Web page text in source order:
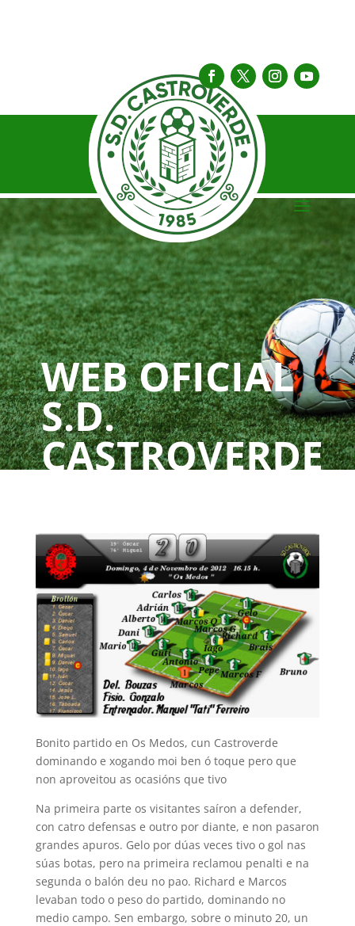
WEB OFICIAL
S.D.
CASTROVERDE
Bonito partido en Os Medos, cun Castroverde
dominando e xogando moi ben ó toque pero que
non aproveitou as ocasións que tivo
Na primeira parte os visitantes saíron a defender,
con catro defensas e outro por diante, e non pasaron
grandes apuros. Gelo por dúas veces tivo o gol nas
súas botas, pero na primeira reclamou penalti e na
segunda o balón deu no pao. Richard e Marcos
levaban todo o peso do partido, dominando no
medio campo. Sen embargo, sobre o minuto 20, un